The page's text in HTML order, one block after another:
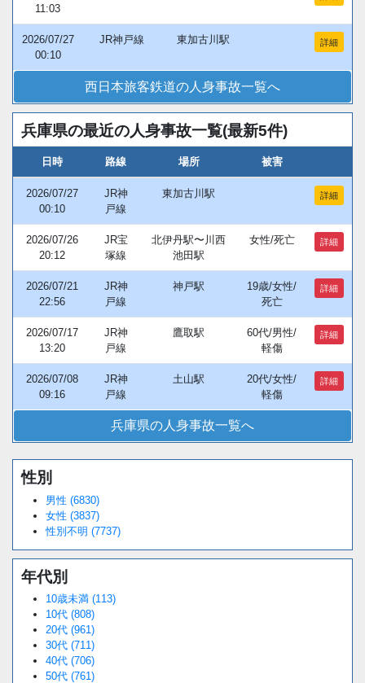
11:03
2026/07/27
00:10
JR神戸線 東加古川駅 詳細
西日本旅客鉄道の人身事故一覧へ
兵庫県の最近の人身事故一覧(最新5件)
日時 路線 場所 被害
2026/07/27
00:10
JR神
戸線
東加古川駅 詳細
2026/07/26
20:12
JR宝
塚線
北伊丹駅〜川西
池田駅
女性/死亡 詳細
2026/07/21
22:56
JR神
戸線
神戸駅
19歳/女性/
死亡
詳細
2026/07/17
13:20
JR神
戸線
鷹取駅
60代/男性/
軽傷
詳細
2026/07/08
09:16
JR神
戸線
土山駅
20代/女性/
軽傷
詳細
兵庫県の人身事故一覧へ
性別
男性 (6830)
女性 (3837)
性別不明 (7737)
年代別
10歳未満 (113)
10代 (808)
20代 (961)
30代 (711)
40代 (706)
50代 (761)